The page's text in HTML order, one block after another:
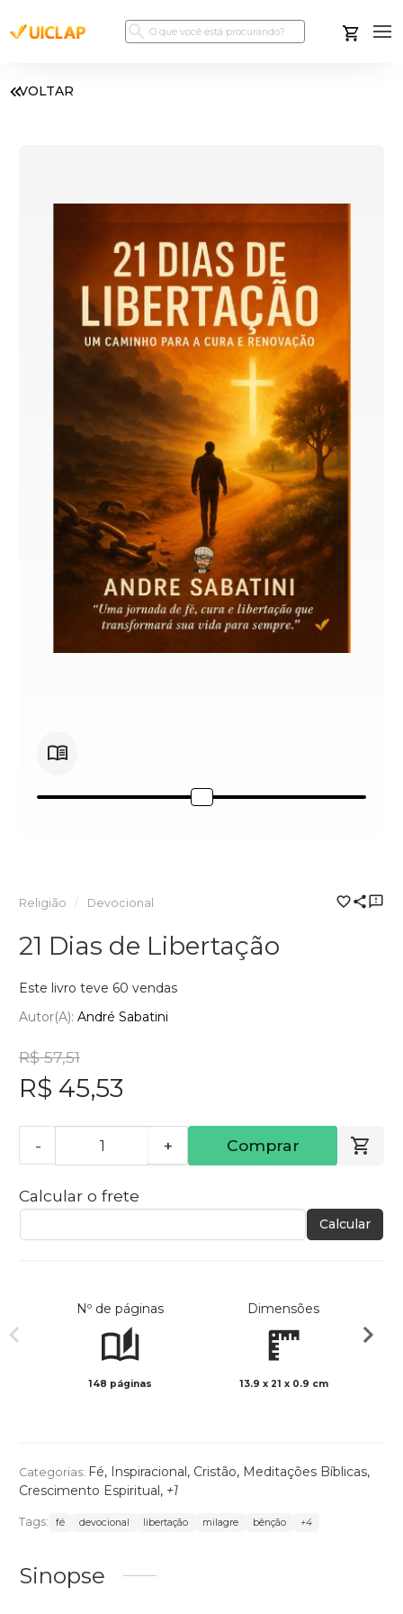
VOLTAR
Religião Devocional
21 Dias de Libertação
Este livro teve 60 vendas
Autor(a): André Sabatini
R$ 57,51
R$ 45,53
- + Comprar
Calcular o frete
Calcular
Nº de páginas
148 páginas
Dimensões
13.9 x 21 x 0.9 cm
Categorias: Fé, Inspiracional, Cristão, Meditações Bíblicas,
Crescimento Espiritual, +1
Tags: fé devocional libertação milagre bênção +4
Sinopse